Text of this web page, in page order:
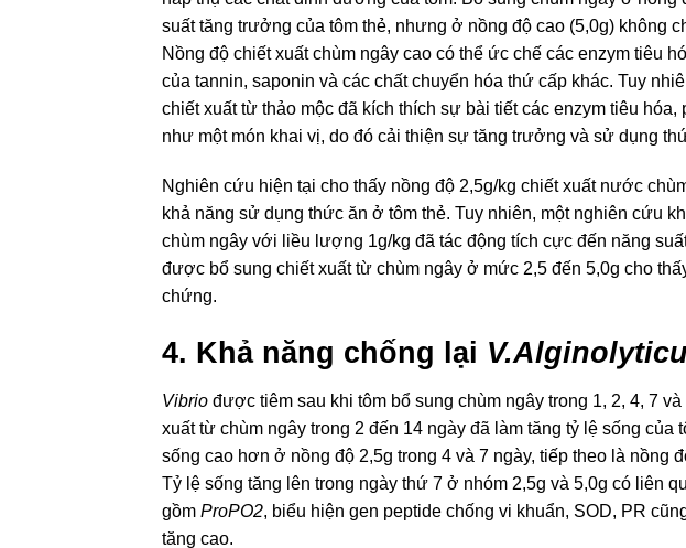
suất tăng trưởng của tôm thẻ, nhưng ở nồng độ cao (5,0g) không
Nồng độ chiết xuất chùm ngây cao có thể ức chế các enzym tiêu
của tannin, saponin và các chất chuyển hóa thứ cấp khác. Tuy
chiết xuất từ thảo mộc đã kích thích sự bài tiết các enzym tiêu
như một món khai vị, do đó cải thiện sự tăng trưởng và sử dụng
Nghiên cứu hiện tại cho thấy nồng độ 2,5g/kg chiết xuất nước
khả năng sử dụng thức ăn ở tôm thẻ. Tuy nhiên, một nghiên cứu
chùm ngây với liều lượng 1g/kg đã tác động tích cực đến năng
được bổ sung chiết xuất từ chùm ngây ở mức 2,5 đến 5,0g cho
chứng.
4. Khả năng chống lại
Vibrio được tiêm sau khi tôm bổ sung chùm ngây trong 1, 2, 4, 7
xuất từ chùm ngây trong 2 đến 14 ngày đã làm tăng tỷ lệ sống của
sống cao hơn ở nồng độ 2,5g trong 4 và 7 ngày, tiếp theo là nồng
Tỷ lệ sống tăng lên trong ngày thứ 7 ở nhóm 2,5g và 5,0g có liên
gồm ProPO2, biểu hiện gen peptide chống vi khuẩn, SOD, PR
tăng cao.